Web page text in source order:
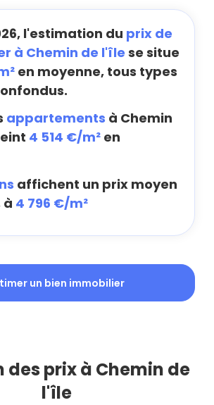
l'estimation du prix de
à Chemin de l'île se situe
en moyenne, tous types
appartements à Chemin
4 514 €/m² en
affichent un prix moyen
à 4 796 €/m²
un bien immobilier
des prix à Chemin de
l'île